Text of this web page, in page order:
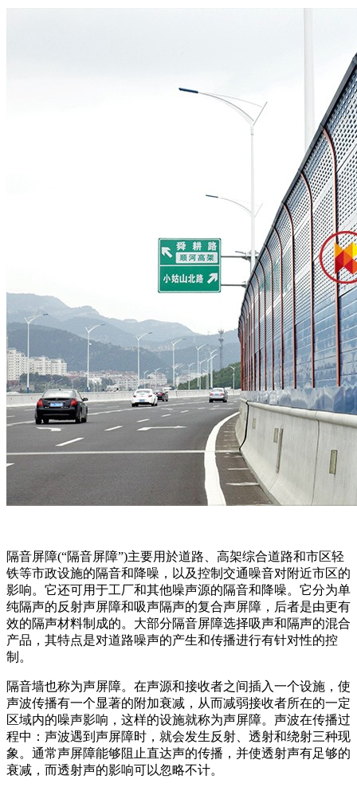
隔音屏障(“隔音屏障”)主要用於道路、高架综合道路和市区轻
铁等市政设施的隔音和降噪，以及控制交通噪音对附近市区的
影响。它还可用于工厂和其他噪声源的隔音和降噪。它分为单
纯隔声的反射声屏障和吸声隔声的复合声屏障，后者是由更有
效的隔声材料制成的。大部分隔音屏障选择吸声和隔声的混合
产品，其特点是对道路噪声的产生和传播进行有针对性的控
制。
隔音墙也称为声屏障。在声源和接收者之间插入一个设施，使
声波传播有一个显著的附加衰减，从而减弱接收者所在的一定
区域内的噪声影响，这样的设施就称为声屏障。声波在传播过
程中：声波遇到声屏障时，就会发生反射、透射和绕射三种现
象。通常声屏障能够阻止直达声的传播，并使透射声有足够的
衰减，而透射声的影响可以忽略不计。